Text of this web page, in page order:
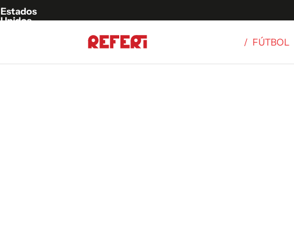
Estados
Unidos
/ FÚTBOL